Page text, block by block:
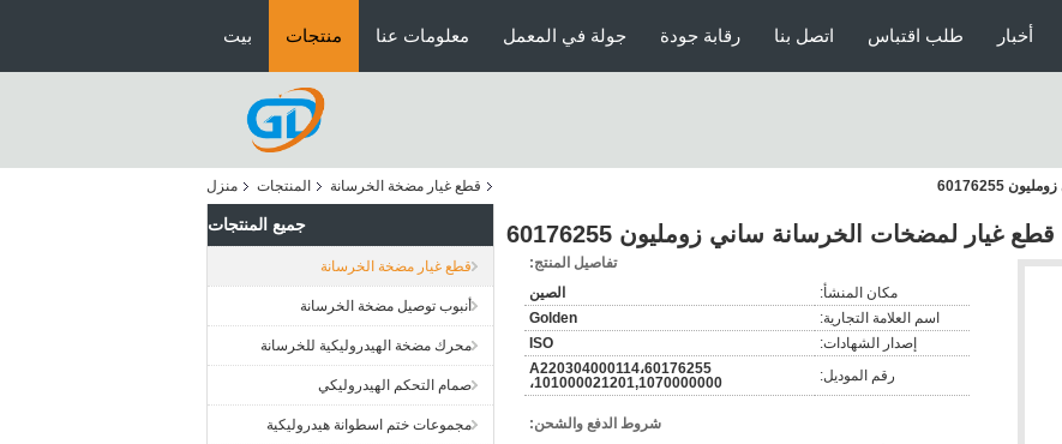
بيت منتجات معلومات عنا جولة في المعمل رقابة جودة اتصل بنا طلب اقتباس أخبار
منزل المنتجات قطع غيار مضخة الخرسانة
جميع المنتجات
قطع غيار مضخة الخرسانة
أنبوب توصيل مضخة الخرسانة
محرك مضخة الهيدروليكية للخرسانة
صمام التحكم الهيدروليكي
مجموعات ختم اسطوانة هيدروليكية
تفاصيل المنتج:
مكان المنشأ:
الصين
اسم العلامة التجارية:
Golden
إصدار الشهادات:
ISO
رقم الموديل:
60176255،A220304000114
،101000021201,1070000000
شروط الدفع والشحن: